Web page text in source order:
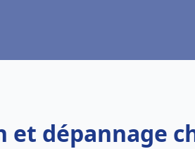
dépannage